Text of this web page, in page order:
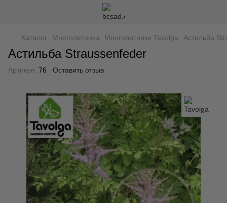
Каталог Многолетники Многолетники Tavolga Астильба
Астильба Straussenfeder
Артикул: 76 Оставить отзыв